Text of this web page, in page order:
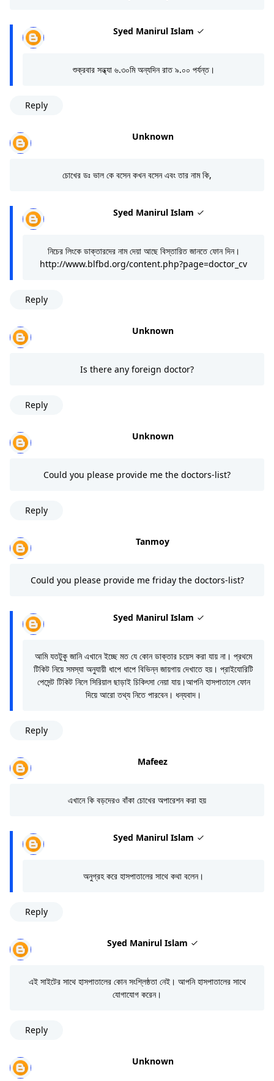
Syed Manirul Islam
শুক্রবার সন্ধ্যা ৬.৩০মি অন্যদিন রাত ৯.০০ পর্যন্ত।
Reply
Unknown
চোখের ডঃ ভাল কে বসেন কখন বসেন এবং তার নাম কি,
Syed Manirul Islam
নিচের লিংকে ডাক্তারদের নাম দেয়া আছে বিস্তারিত জানতে ফোন দিন।
http://www.blfbd.org/content.php?page=doctor_cv
Reply
Unknown
Is there any foreign doctor?
Reply
Unknown
Could you please provide me the doctors-list?
Reply
Tanmoy
Could you please provide me friday the doctors-list?
Syed Manirul Islam
আমি যতটুকু জানি এখানে ইচ্ছে মত যে কোন ডাক্তার চয়েস করা যায় না। প্রথমে
টিকিট নিয়ে সমস্যা অনুযায়ী ধাপে ধাপে বিভিন্ন জায়গায় দেখাতে হয়। প্রাইযোরিটি
পেসেন্ট টিকিট নিলে সিরিয়াল ছাড়াই চিকিৎসা নেয়া যায়।আপনি হাসপাতালে ফোন
দিয়ে আরো তথ্য নিতে পারবেন। ধন্যবাদ।
Reply
Mafeez
এখানে কি বড়দেরও বাঁকা চোখের অপারেশন করা হয়
Syed Manirul Islam
অনুগ্রহ করে হাসপাতালের সাথে কথা বলেন।
Reply
Syed Manirul Islam
এই সাইটের সাথে হাসপাতালের কোন সংশ্লিষ্ঠতা নেই। আপনি হাসপাতালের সাথে
যোগাযোগ করেন।
Reply
Unknown